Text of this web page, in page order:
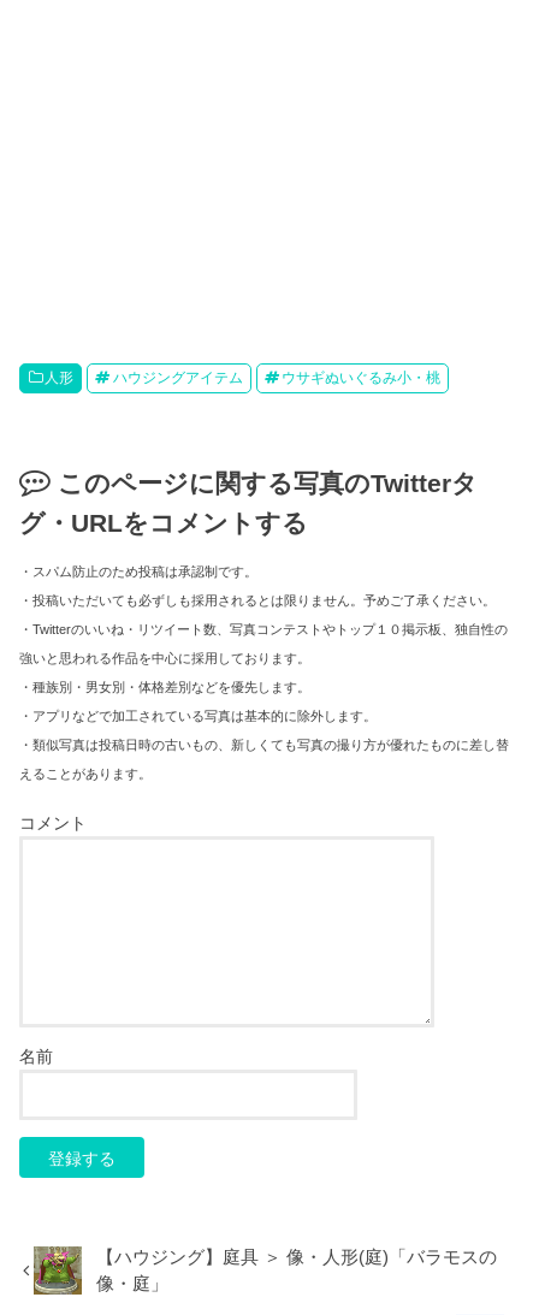
人形 ハウジングアイテム ウサギぬいぐるみ小・桃
このページに関する写真のTwitterタ
グ・URLをコメントする
・スパム防止のため投稿は承認制です。
・投稿いただいても必ずしも採用されるとは限りません。予めご了承ください。
・Twitterのいいね・リツイート数、写真コンテストやトップ１０掲示板、独自性の
強いと思われる作品を中心に採用しております。
・種族別・男女別・体格差別などを優先します。
・アプリなどで加工されている写真は基本的に除外します。
・類似写真は投稿日時の古いもの、新しくても写真の撮り方が優れたものに差し替
えることがあります。
コメント
名前
【ハウジング】庭具 ＞ 像・人形(庭)「バラモスの
像・庭」